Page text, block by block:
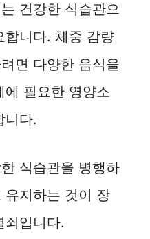
건강한 식습관으
합니다. 체중 감량
면 다양한 음식을
에 필요한 영양소
니다.
식습관을 병행하
유지하는 것이 장
쇠입니다.